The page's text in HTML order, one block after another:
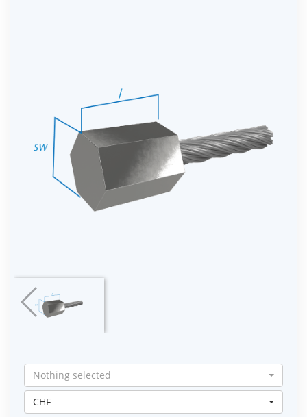
Nothing selected
CHF